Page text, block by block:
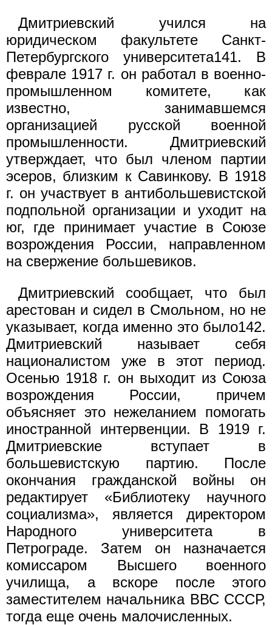
Дмитриевский учился на
юридическом факультете Санкт-
Петербургского университета141. В
феврале 1917 г. он работал в военно-
промышленном комитете, как
известно, занимавшемся
организацией русской военной
промышленности. Дмитриевский
утверждает, что был членом партии
эсеров, близким к Савинкову. В 1918
г. он участвует в антибольшевистской
подпольной организации и уходит на
юг, где принимает участие в Союзе
возрождения России, направленном
на свержение большевиков.
Дмитриевский сообщает, что был
арестован и сидел в Смольном, но не
указывает, когда именно это было142.
Дмитриевский называет себя
националистом уже в этот период.
Осенью 1918 г. он выходит из Союза
возрождения России, причем
объясняет это нежеланием помогать
иностранной интервенции. В 1919 г.
Дмитриевские вступает в
большевистскую партию. После
окончания гражданской войны он
редактирует «Библиотеку научного
социализма», является директором
Народного университета в
Петрограде. Затем он назначается
комиссаром Высшего военного
училища, а вскоре после этого
заместителем начальника ВВС СССР,
тогда еще очень малочисленных.